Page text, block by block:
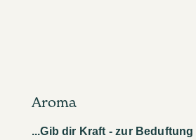
Aroma
...Gib dir Kraft - zur Beduftung